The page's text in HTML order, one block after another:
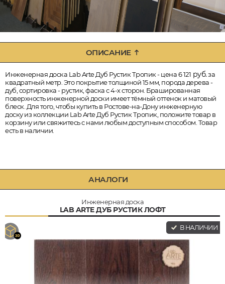
ОПИСАНИЕ
Инженерная доска Lab Arte Дуб Рустик Тропик - цена 6 121 руб.за
квадратный метр. Это покрытие толщиной 15 мм, порода дерева -
дуб, сортировка - рустик, фаска с 4-х сторон. Брашированная
поверхность инженерной доски имеет тёмный оттенок и матовый
блеск. Для того, чтобы купить в Ростове-на-Дону инженерную
доску из коллекции Lab Arte Дуб Рустик Тропик, положите товар в
корзину или свяжитесь с нами любым доступным способом. Товар
есть в наличии.
АНАЛОГИ
Инженерная доска
LAB ARTE ДУБ РУСТИК ЛОФТ
В НАЛИЧИИ